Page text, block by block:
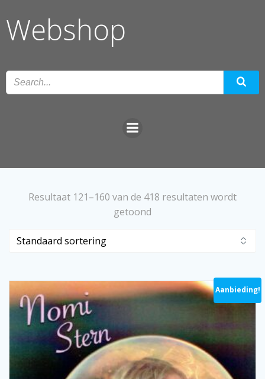
Webshop
Resultaat 121–160 van de 418 resultaten wordt
getoond
Aanbieding!